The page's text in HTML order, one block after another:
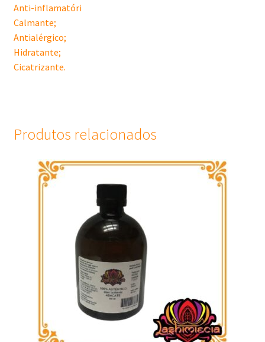
Anti-inflamatóri
Calmante;
Antialérgico;
Hidratante;
Cicatrizante.
Produtos relacionados